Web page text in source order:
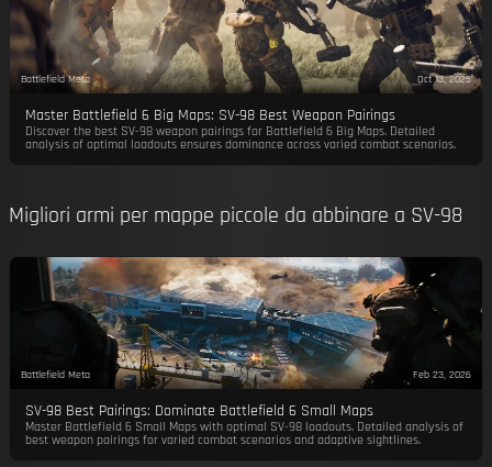
Battlefield Meta Oct 13, 2025
Master Battlefield 6 Big Maps: SV-98 Best Weapon Pairings
Discover the best SV-98 weapon pairings for Battlefield 6 Big Maps. Detailed
analysis of optimal loadouts ensures dominance across varied combat scenarios.
Migliori armi per mappe piccole da abbinare a SV-98
Battlefield Meta Feb 23, 2026
SV-98 Best Pairings: Dominate Battlefield 6 Small Maps
Master Battlefield 6 Small Maps with optimal SV-98 loadouts. Detailed analysis of
best weapon pairings for varied combat scenarios and adaptive sightlines.